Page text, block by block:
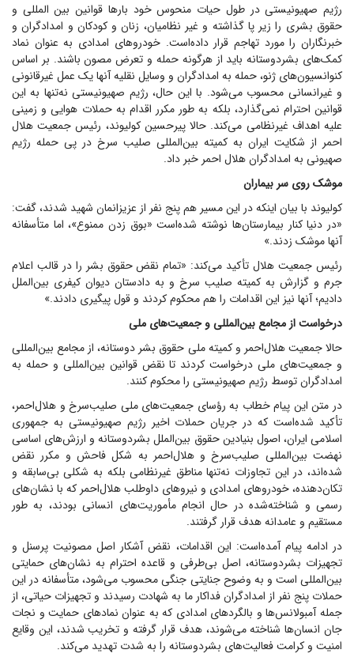
رژیم صهیونیستی در طول حیات منحوس خود بار‌ها قوانین بین المللی و
حقوق بشری را زیر پا گذاشته و غیر نظامیان، زنان و کودکان و امدادگران و
خبرنگاران را مورد تهاجم قرار داده‌است. خودرو‌های امدادی به عنوان نماد
کمک‌های بشردوستانه باید از هرگونه حمله و تعرض مصون باشند. بر اساس
کنوانسیون‌های ژنو، حمله به امدادگران و وسایل نقلیه آنها یک عمل غیرقانونی
و غیرانسانی محسوب می‌شود. با این حال، رژیم صهیونیستی نه‌تنها به این
قوانین احترام نمی‌گذارد، بلکه به طور مکرر اقدام به حملات هوایی و زمینی
علیه اهداف غیرنظامی می‌کند. حالا پیرحسین کولیوند، رئیس جمعیت هلال
احمر از شکایت ایران به کمیته بین‌المللی صلیب سرخ در پی حمله رژیم
صهیونی به امدادگران هلال احمر خبر داد.
موشک روی سر بیماران
کولیوند با بیان اینکه در این مسیر هم پنج نفر از عزیزانمان شهید شدند، گفت:
«در دنیا کنار بیمارستان‌ها نوشته شده‌است «بوق زدن ممنوع»، اما متأسفانه
آنها موشک زدند.»
رئیس جمعیت هلال تأکید می‌کند: «تمام نقض حقوق بشر را در قالب اعلام
جرم و گزارش به کمیته صلیب سرخ و به دادستان دیوان کیفری بین‌الملل
دادیم؛ آنها نیز این اقدامات را هم محکوم کردند و قول پیگیری دادند.»
درخواست از مجامع بین‌المللی و جمعیت‌های ملی
حالا جمعیت هلال‌احمر و کمیته ملی حقوق بشر دوستانه، از مجامع بین‌المللی
و جمعیت‌های ملی درخواست کردند تا نقض قوانین بین‌المللی و حمله به
امدادگران توسط رژیم صهیونیستی را محکوم کنند.
در متن این پیام خطاب به رؤسای جمعیت‌های ملی صلیب‌سرخ و هلال‌احمر،
تأکید شده‌است که در جریان حملات اخیر رژیم صهیونیستی به جمهوری
اسلامی ایران، اصول بنیادین حقوق بین‌الملل بشردوستانه و ارزش‌های اساسی
نهضت بین‌المللی صلیب‌سرخ و هلال‌احمر به شکل فاحش و مکرر نقض
شده‌اند، در این تجاوزات نه‌تنها مناطق غیرنظامی بلکه به شکلی بی‌سابقه و
تکان‌دهنده، خودرو‌های امدادی و نیرو‌های داوطلب هلال‌احمر که با نشان‌های
رسمی و شناخته‌شده در حال انجام مأموریت‌های انسانی بودند، به طور
مستقیم و عامدانه هدف قرار گرفتند.
در ادامه پیام آمده‌است: این اقدامات، نقض آشکار اصل مصونیت پرسنل و
تجهیزات بشردوستانه، اصل بی‌طرفی و قاعده احترام به نشان‌های حمایتی
بین‌المللی است و به وضوح جنایتی جنگی محسوب می‌شود، متأسفانه در این
حملات پنج نفر از امدادگران فداکار ما به شهادت رسیدند و تجهیزات حیاتی، از
جمله آمبولانس‌ها و بالگرد‌های امدادی که به عنوان نماد‌های حمایت و نجات
جان انسان‌ها شناخته می‌شوند، هدف قرار گرفته و تخریب شدند، این وقایع
امنیت و کرامت فعالیت‌های بشردوستانه را به شدت تهدید می‌کند.